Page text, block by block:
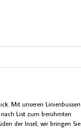
Mit unseren Linienbussen
List zum berühmten
der Insel, wir bringen Sie